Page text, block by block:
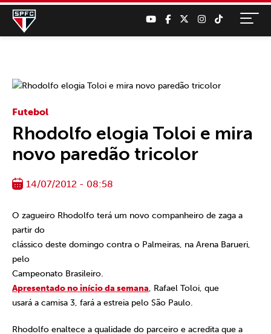
Futebol
Rhodolfo elogia Toloi e mira
novo paredão tricolor
14/07/2012 - 08:58
O zagueiro Rhodolfo terá um novo companheiro de zaga a
partir do
clássico deste domingo contra o Palmeiras, na Arena Barueri,
pelo
Campeonato Brasileiro.
Apresentado no início da semana, Rafael Toloi, que
usará a camisa 3, fará a estreia pelo São Paulo.
Rhodolfo enaltece a qualidade do parceiro e acredita que a